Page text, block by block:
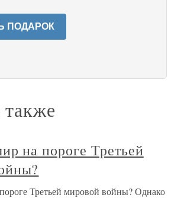
ПОДАРОК
на пороге Третьей
Третьей мировой войны? Однако